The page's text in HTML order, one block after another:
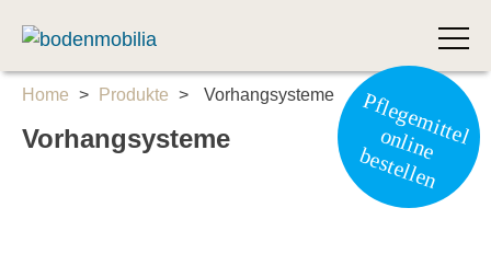
Skip
content
Pflegemittel
online
bestellen
Home > Produkte > Vorhangsysteme
Vorhangsysteme